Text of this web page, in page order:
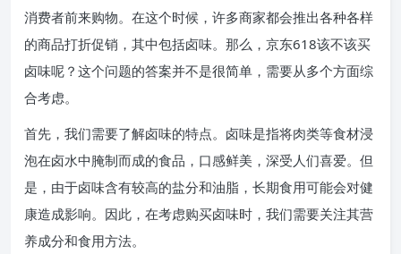
消费者前来购物。在这个时候，许多商家都会推出各种各样
的商品打折促销，其中包括卤味。那么，京东618该不该买
卤味呢？这个问题的答案并不是很简单，需要从多个方面综
合考虑。
首先，我们需要了解卤味的特点。卤味是指将肉类等食材浸
泡在卤水中腌制而成的食品，口感鲜美，深受人们喜爱。但
是，由于卤味含有较高的盐分和油脂，长期食用可能会对健
康造成影响。因此，在考虑购买卤味时，我们需要关注其营
养成分和食用方法。